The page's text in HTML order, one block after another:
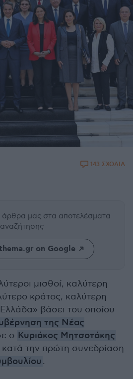
143 ΣΧΟΛΙΑ
άρθρα μας στα αποτελέσματα
αναζήτησης
on Google
μισθοί, καλύτερη
κράτος, καλύτερη
βάσει του οποίου
της Νέας
ο Κυριάκος Μητσοτάκης
την πρώτη συνεδρίαση
.